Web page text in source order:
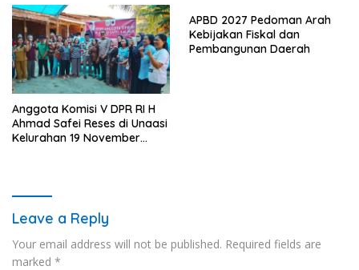
Anggota Komisi V DPR RI H
Ahmad Safei Reses di Unaasi
Kelurahan 19 November
APBD 2027 Pedoman Arah
Kebijakan Fiskal dan
Pembangunan Daerah
Leave a Reply
Your email address will not be published. Required fields are
marked *